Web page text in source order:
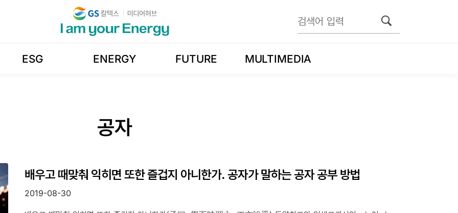
ESG ENERGY FUTURE MULTIMEDIA
공자
배우고 때맞춰 익히면 또한 즐겁지 아니한가. 공자가 말하는 공자 공부 방법
2019-08-30